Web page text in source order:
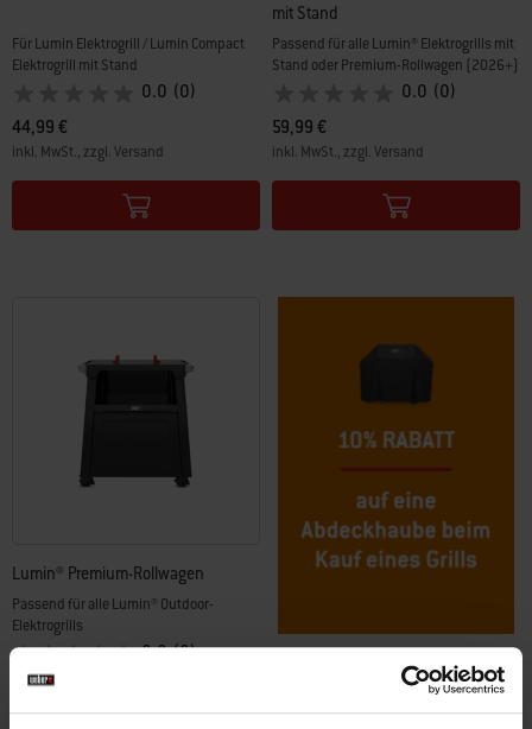
Für Lumin Elektrogrill / Lumin Compact
Elektrogrill mit Stand
0.0 (0)
44,99 €
inkl. MwSt., zzgl. Versand
Color Options
mit Stand
Passend für alle Lumin® Elektrogrills mit
Stand oder Premium-Rollwagen (2026+)
0.0 (0)
59,99 €
inkl. MwSt., zzgl. Versand
Color Options
Lumin® Premium-Rollwagen
Passend für alle Lumin® Outdoor-
Elektrogrills
0.0 (0)
199,00 €
inkl. MwSt., zzgl. Versand